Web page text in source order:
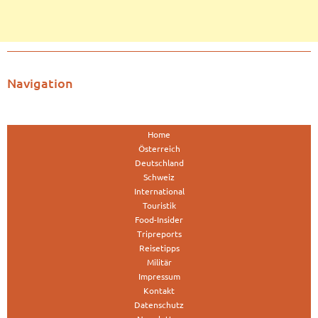
Navigation
Home
Österreich
Deutschland
Schweiz
International
Touristik
Food-Insider
Tripreports
Reisetipps
Militär
Impressum
Kontakt
Datenschutz